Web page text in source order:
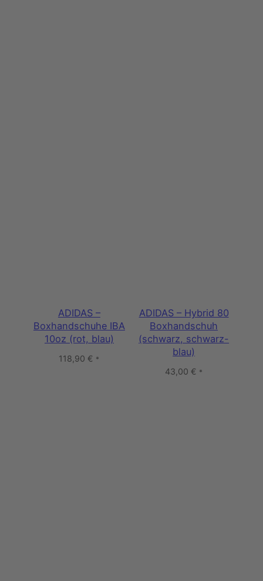
ADIDAS –
Boxhandschuhe IBA
10oz (rot, blau)
118,90 € *
ADIDAS – Hybrid 80
Boxhandschuh
(schwarz, schwarz-
blau)
43,00 € *